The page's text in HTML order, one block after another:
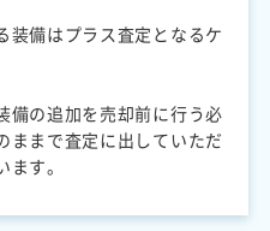
装備はプラス査定となるケ
備の追加を売却前に行う必
ままで査定に出していただ
す。